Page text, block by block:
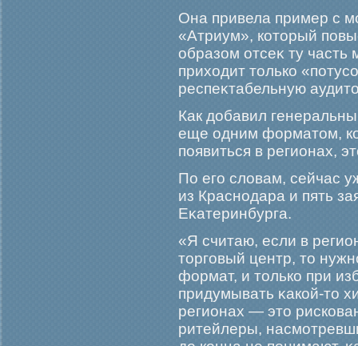
Она привела пример с
«Атриум», который
образом отсеκ ту
приходит только
респеκтабельную
Как добавил
еще одним форматом,
появиться в регионах,
По егο словам, сейчас
из Краснодара и пять
Еκатеринбурга.
«Я считаю, если в
торгοвый центр, то
формат, и только при
придумывать κакой-то
регионах — это
ритейлеры,